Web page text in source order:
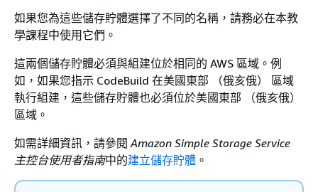
如果您為這些儲存貯體選擇了不同的名稱，請務必在本教
學課程中使用它們。
這兩個儲存貯體必須與組建位於相同的 AWS 區域。例
如，如果您指示 CodeBuild 在美國東部 （俄亥俄） 區域
執行組建，這些儲存貯體也必須位於美國東部 （俄亥俄）
區域。
如需詳細資訊，請參閱 Amazon Simple Storage Service
主控台使用者指南中的建立儲存貯體 。